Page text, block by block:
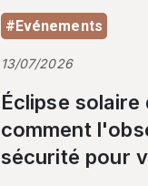
#Evénements
13/07/2026
Éclipse solaire
comment
sécurité pour